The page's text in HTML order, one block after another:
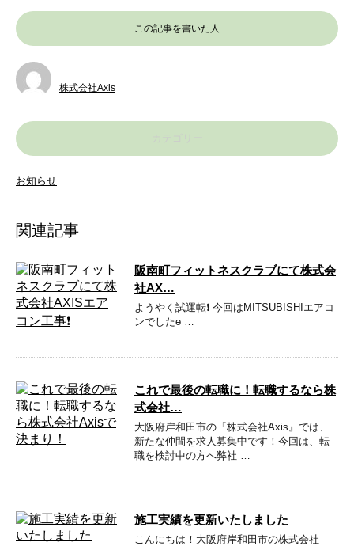
この記事を書いた人
株式会社Axis
お知らせ
関連記事
阪南町フィットネスクラブにて株式会
社AX…
ようやく試運転❗️ 今回はMITSUBISHIエアコ
ンでしたɵ …
これで最後の転職に！転職するなら株
式会社…
大阪府岸和田市の『株式会社Axis』では、
新たな仲間を求人募集中です！今回は、転
職を検討中の方へ弊社 …
施工実績を更新いたしました
こんにちは！大阪府岸和田市の株式会社